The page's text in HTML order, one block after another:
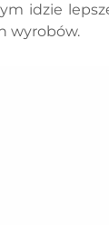
idzie
wyrobów.